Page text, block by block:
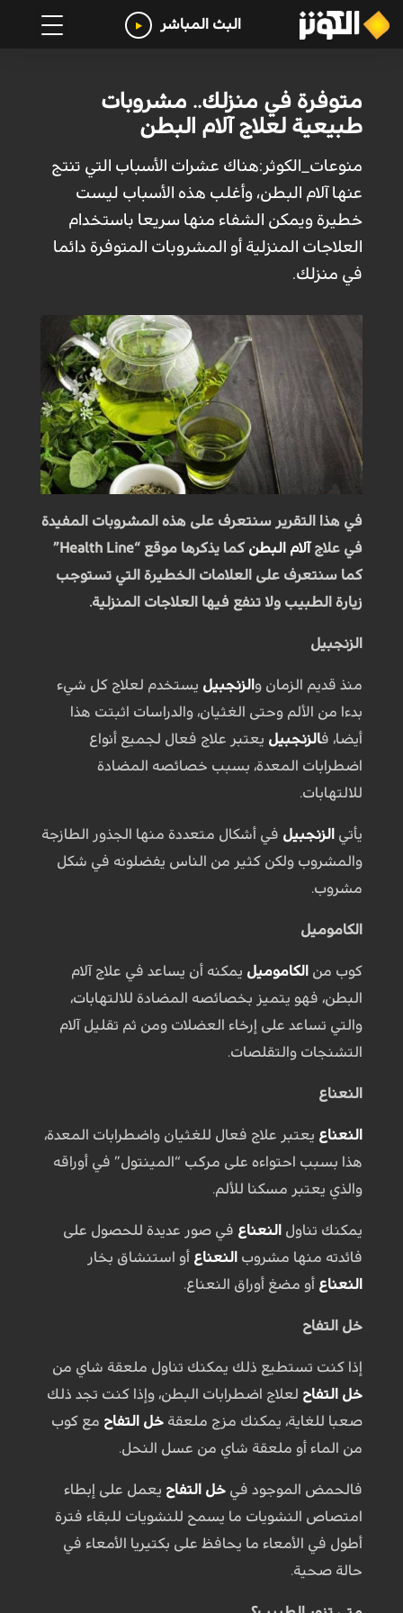
البث المباشر
متوفرة في منزلك.. مشروبات
طبيعية لعلاج آلام البطن
منوعات_الكوثر:هناك عشرات الأسباب التي تنتج
عنها آلام البطن، وأغلب هذه الأسباب ليست
خطيرة ويمكن الشفاء منها سريعا باستخدام
العلاجات المنزلية أو المشروبات المتوفرة دائما
في منزلك.
في هذا التقرير سنتعرف على هذه المشروبات المفيدة
في علاج آلام البطن
كما يذكرها موقع “Health Line”
كما سنتعرف على العلامات الخطيرة التي تستوجب
زيارة الطبيب ولا تنفع فيها العلاجات المنزلية.
الزنجبيل
منذ قديم الزمان و الزنجبيل يستخدم لعلاج كل شيء
بدءا من الألم وحتى الغثيان، والدراسات اثبتت هذا
أيضا، فالزنجبيل يعتبر علاج فعال لجميع أنواع
اضطرابات المعدة، بسبب خصائصه المضادة
للالتهابات.
يأتي الزنجبيل في أشكال متعددة منها الجذور الطازجة
والمشروب ولكن كثير من الناس يفضلونه في شكل
مشروب.
الكاموميل
كوب من الكاموميل يمكنه أن يساعد في علاج آلام
البطن، فهو يتميز بخصائصه المضادة للالتهابات،
والتي تساعد على إرخاء العضلات ومن ثم تقليل آلام
التشنجات والتقلصات.
النعناع
النعناع يعتبر علاج فعال للغثيان واضطرابات المعدة،
هذا بسبب احتواءه على مركب “المينتول” في أوراقه
والذي يعتبر مسكنا للألم.
يمكنك تناول النعناع في صور عديدة للحصول على
فائدته منها مشروب النعناع أو استنشاق بخار
النعناع أو مضغ أوراق النعناع.
خل التفاح
إذا كنت تستطيع ذلك يمكنك تناول ملعقة شاي من
خل التفاح لعلاج اضطرابات البطن، وإذا كنت تجد ذلك
صعبا للغاية، يمكنك مزج ملعقة خل التفاح مع كوب
من الماء أو ملعقة شاي من عسل النحل.
فالحمض الموجود في خل التفاح يعمل على إبطاء
امتصاص النشويات ما يسمح للنشويات للبقاء فترة
أطول في الأمعاء ما يحافظ على بكتيريا الأمعاء في
حالة صحية.